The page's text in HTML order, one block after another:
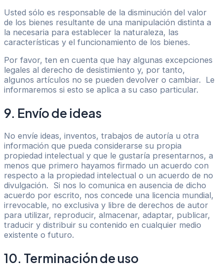
Usted sólo es responsable de la disminución del valor
de los bienes resultante de una manipulación distinta a
la necesaria para establecer la naturaleza, las
características y el funcionamiento de los bienes.
Por favor, ten en cuenta que hay algunas excepciones
legales al derecho de desistimiento y, por tanto,
algunos artículos no se pueden devolver o cambiar. Le
informaremos si esto se aplica a su caso particular.
9. Envío de ideas
No envíe ideas, inventos, trabajos de autoría u otra
información que pueda considerarse su propia
propiedad intelectual y que le gustaría presentarnos, a
menos que primero hayamos firmado un acuerdo con
respecto a la propiedad intelectual o un acuerdo de no
divulgación. Si nos lo comunica en ausencia de dicho
acuerdo por escrito, nos concede una licencia mundial,
irrevocable, no exclusiva y libre de derechos de autor
para utilizar, reproducir, almacenar, adaptar, publicar,
traducir y distribuir su contenido en cualquier medio
existente o futuro.
10. Terminación de uso